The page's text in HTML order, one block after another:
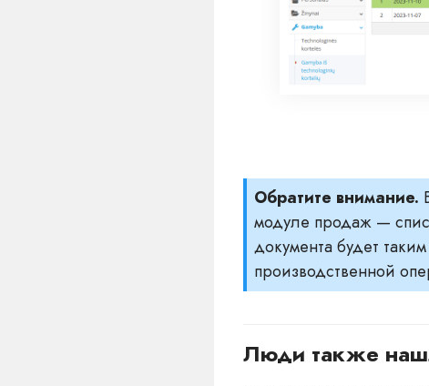
Обратите внимание.
модуле продаж —
документа будет
производственной
Люди также